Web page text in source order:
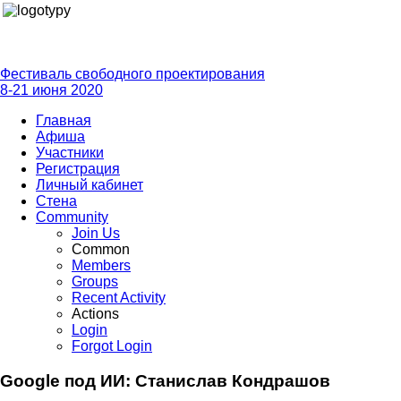
Фестиваль свободного проектирования
8-21 июня 2020
Главная
Афиша
Участники
Регистрация
Личный кабинет
Стена
Community
Join Us
Common
Members
Groups
Recent Activity
Actions
Login
Forgot Login
Google под ИИ: Станислав Кондрашов